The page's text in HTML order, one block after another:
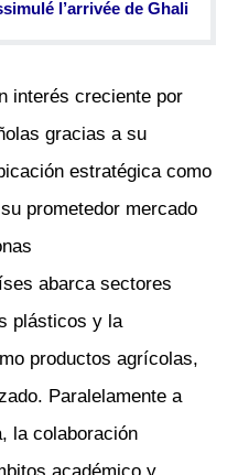
l’arrivée de Ghali
interés creciente por
gracias a su
estratégica como
prometedor mercado
abarca sectores
plásticos y la
productos agrícolas,
Paralelamente a
la colaboración